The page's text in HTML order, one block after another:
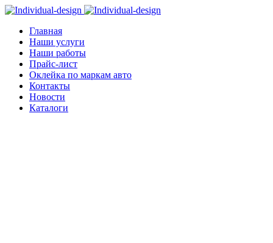
Главная
Наши услуги
Наши работы
Прайс-лист
Оклейка по маркам авто
Контакты
Новости
Каталоги